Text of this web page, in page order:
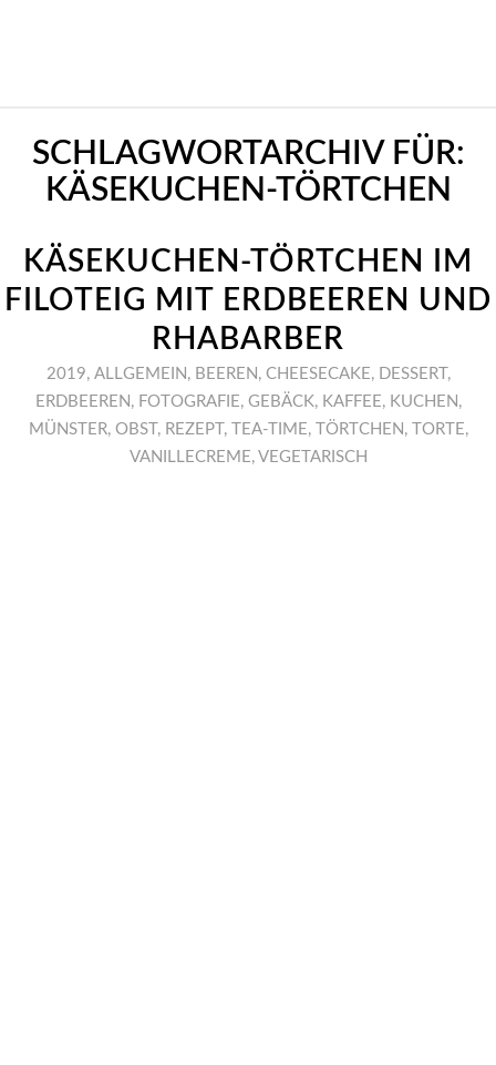
SCHLAGWORTARCHIV FÜR:
KÄSEKUCHEN-TÖRTCHEN
KÄSEKUCHEN-TÖRTCHEN IM
FILOTEIG MIT ERDBEEREN UND
RHABARBER
2019, ALLGEMEIN , BEEREN , CHEESECAKE, DESSERT ,
ERDBEEREN , FOTOGRAFIE, GEBÄCK, KAFFEE, KUCHEN ,
MÜNSTER, OBST , REZEPT , TEA-TIME, TÖRTCHEN , TORTE,
VANILLECREME, VEGETARISCH